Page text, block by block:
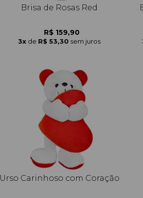
Brisa de Rosas Red
R$ 159,90
3x de R$ 53,30 sem juros
Urso Carinhoso com Coração